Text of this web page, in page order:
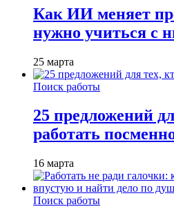
Как ИИ меняет
нужно учиться с
25 марта
Поиск работы
25 предложений
работать
16 марта
Поиск работы